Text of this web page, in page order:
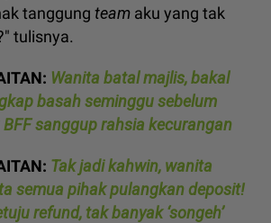
tanggung team aku yang tak
tulisnya.
Wanita batal majlis, bakal
basah seminggu sebelum
sanggup rahsia kecurangan
Tak jadi kahwin, wanita
semua pihak pulangkan deposit!
refund, tak banyak ‘songeh’